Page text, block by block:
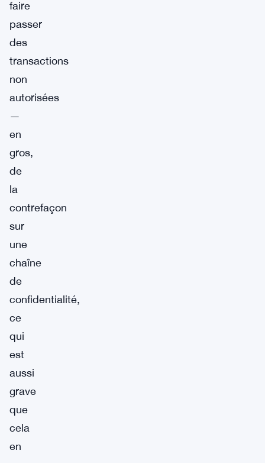
faire
passer
des
transactions
non
autorisées
—
en
gros,
de
la
contrefaçon
sur
une
chaîne
de
confidentialité,
ce
qui
est
aussi
grave
que
cela
en